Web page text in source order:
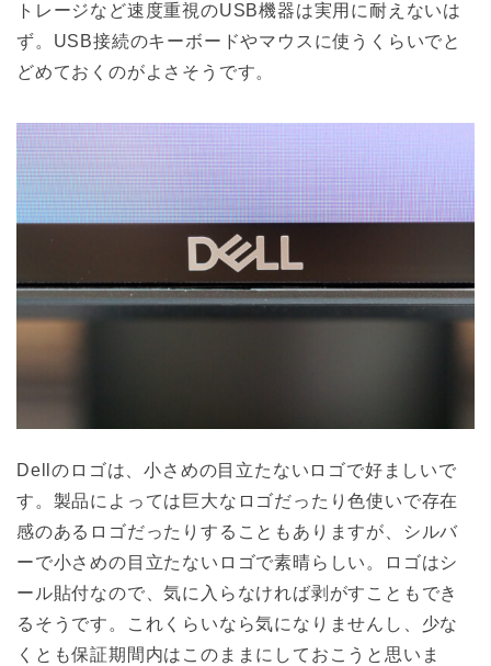
トレージなど速度重視のUSB機器は実用に耐えないは
ず。USB接続のキーボードやマウスに使うくらいでと
どめておくのがよさそうです。
Dellのロゴは、小さめの目立たないロゴで好ましいで
す。製品によっては巨大なロゴだったり色使いで存在
感のあるロゴだったりすることもありますが、シルバ
ーで小さめの目立たないロゴで素晴らしい。ロゴはシ
ール貼付なので、気に入らなければ剥がすこともでき
るそうです。これくらいなら気になりませんし、少な
くとも保証期間内はこのままにしておこうと思いま